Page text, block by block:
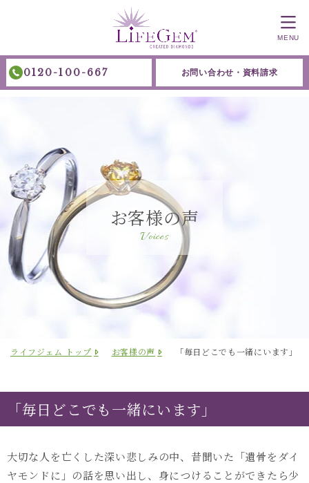
0120-100-667 お問い合わせ・資料請求
MENU
お客様の声
Voices
ライフジェム トップ お客様の声 「毎日どこでも一緒にいます」
「毎日どこでも一緒にいます」
大切な人を亡くした深い悲しみの中、昔聞いた「遺骨をダイ
ヤモンドに」の話を思い出し、身につけることができたら少